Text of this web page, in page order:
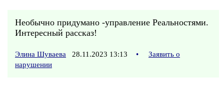
Необычно придумано -управление Реальностями.
Интересный рассказ!
Элина Шуваева 28.11.2023 13:13 •
Заявить о
нарушении